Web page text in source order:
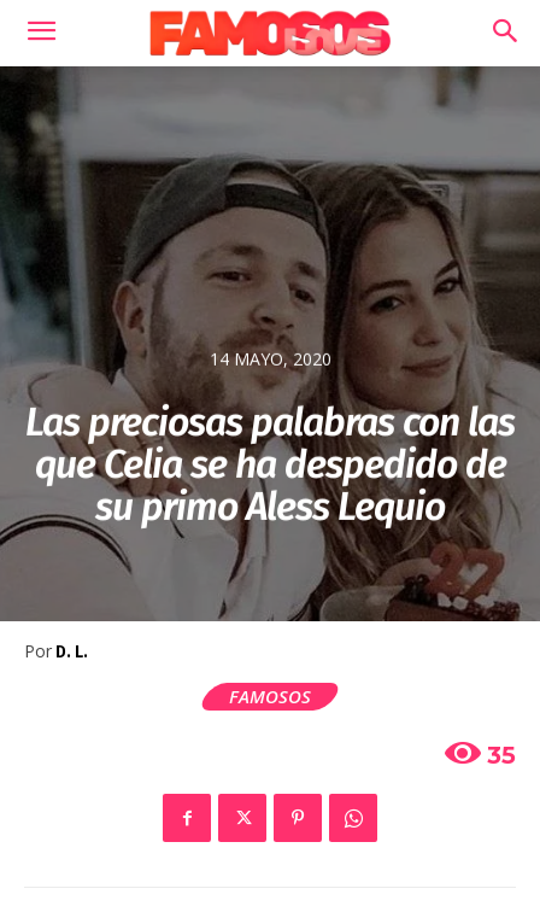
14 MAYO, 2020
Las preciosas palabras con las
que Celia se ha despedido de
su primo Aless Lequio
Por D. L.
FAMOSOS
35